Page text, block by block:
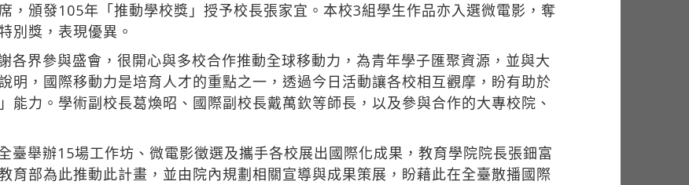
，頒發105年「推動學校獎」授予校長張家宜。本校3組學生作品亦入選微電影，奪
別獎，表現優異。
各界參與盛會，很開心與多校合作推動全球移動力，為青年學子匯聚資源，並與大
明，國際移動力是培育人才的重點之一，透過今日活動讓各校相互觀摩，盼有助於
能力。學術副校長葛煥昭、國際副校長戴萬欽等師長，以及參與合作的大專校院、
臺舉辦15場工作坊、微電影徵選及攜手各校展出國際化成果，教育學院院長張鈿富
育部為此推動此計畫，並由院內規劃相關宣導與成果策展，盼藉此在全臺散播國際